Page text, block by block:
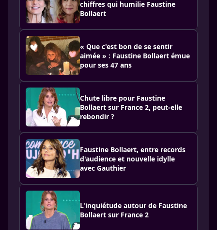
chiffres qui humilie Faustine
Bollaert
« Que c'est bon de se sentir
aimée » : Faustine Bollaert émue
pour ses 47 ans
Chute libre pour Faustine
Bollaert sur France 2, peut-elle
rebondir ?
Faustine Bollaert, entre records
d'audience et nouvelle idylle
avec Gauthier
L'inquiétude autour de Faustine
Bollaert sur France 2